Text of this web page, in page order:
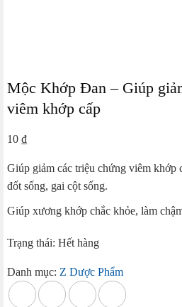
Mộc Khớp Đan – Giúp
viêm khớp cấp
10 ₫
Giúp giảm các triệu chứng viêm khớp
đốt sống, gai cột sống.
Giúp xương khớp chắc khỏe, làm
Trạng thái: Hết hàng
Danh mục: Z Dược Phẩm